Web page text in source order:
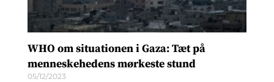
WHO om situationen i Gaza: Tæt på
menneskehedens mørkeste stund
05/12/2023